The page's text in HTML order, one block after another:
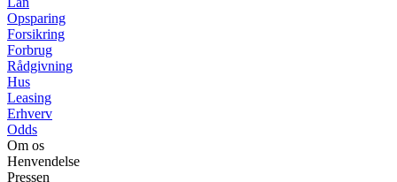
Opsparing
Forsikring
Forbrug
Rådgivning
Hus
Leasing
Erhverv
Odds
Om os
Henvendelse
Pressen